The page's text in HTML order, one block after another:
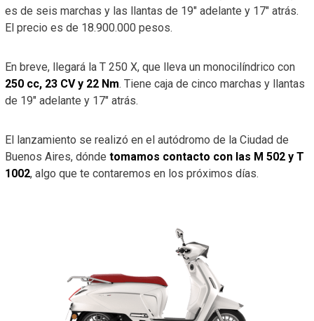
es de seis marchas y las llantas de 19″ adelante y 17″ atrás.
El precio es de 18.900.000 pesos.
En breve, llegará la T 250 X, que lleva un monocilíndrico con
250 cc, 23 CV y 22 Nm. Tiene caja de cinco marchas y llantas
de 19″ adelante y 17″ atrás.
El lanzamiento se realizó en el autódromo de la Ciudad de
Buenos Aires, dónde tomamos contacto con las M 502 y T
1002, algo que te contaremos en los próximos días.